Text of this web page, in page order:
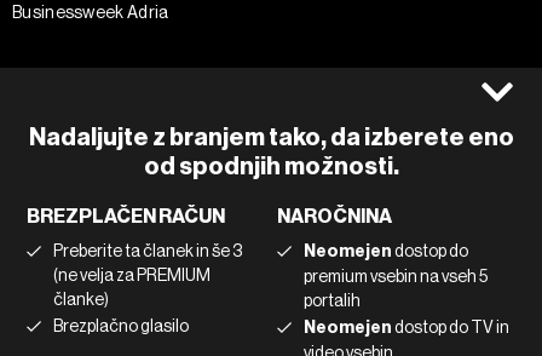
Nadaljujte z branjem tako, da izberete eno
od spodnjih možnosti.
BREZPLAČEN RAČUN
Preberite ta članek in še 3
(ne velja za PREMIUM
članke)
Brezplačno glasilo
NAROČNINA
Neomejendostop do
premium vsebin na vseh 5
portalih
Neomejendostop do TV in
Businessweek Adria
Piškotki
Marketing
Uporaba umetne inteligence
Instagram
Linkedin
Tiktok
©2022 - 2026 Bloomberg L.P. All Rights Reserved. BLOOMBERG and